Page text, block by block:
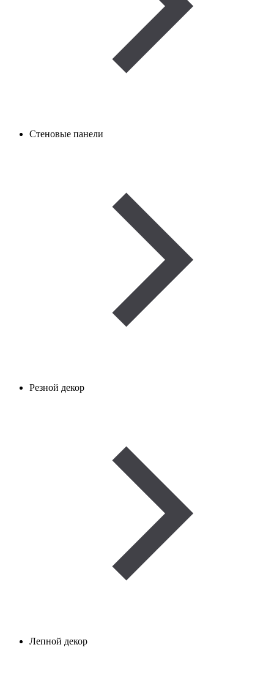
Стеновые панели
Резной декор
Лепной декор